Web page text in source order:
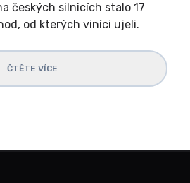
českých silnicích stalo 17
od kterých viníci ujeli.
ČTĚTE VÍCE